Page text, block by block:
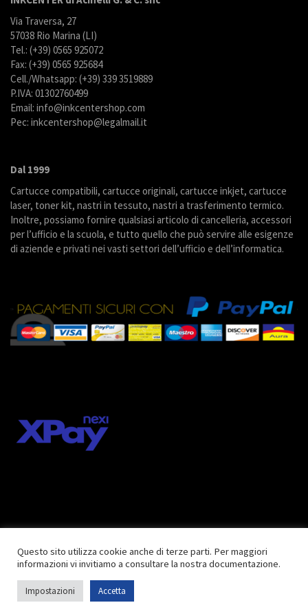
Via Traversa, 27
57038 Rio Marina (LI)
Tel.: (+39) 0565 925072
Fax: (+39) 0565 925684
Cell./Whatsapp: (+39) 339 3519889
P.IVA: 01302760499
Email: info@inkcentershop.com
Pec: inkcentershop@legalmail.it
Dal 1999
Cartucce compatibili, cartucce originali, cartucce inkjet, cartucce
laser, toner kit, nastri in tessuto, nastri a trasferimento termico.
Inoltre, possiamo fornire qualsiasi articolo di cancelleria, accessori
per l’ufficio e la scuola, e tutto quello che può servire alle esigenze
di aziende e privati nei vasti settori dell’ufficio e dell’informatica.
Questo sito utilizza cookie anche di terze parti. Per maggiori
informazioni vi invitiamo a consultare la nostra documentazione.
Impostazioni Accetta